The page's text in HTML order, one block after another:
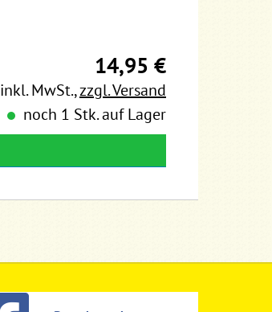
14,95 €
inkl. MwSt.,zzgl. Versand
noch 1 Stk. auf Lager